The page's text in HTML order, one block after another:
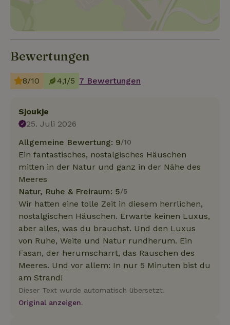
Bewertungen
8/10 4,1/5 7 Bewertungen
Sjoukje
25. Juli 2026
Allgemeine Bewertung: 9/10
Ein fantastisches, nostalgisches Häuschen
mitten in der Natur und ganz in der Nähe des
Meeres
Natur, Ruhe & Freiraum: 5/5
Wir hatten eine tolle Zeit in diesem herrlichen,
nostalgischen Häuschen. Erwarte keinen Luxus,
aber alles, was du brauchst. Und den Luxus
von Ruhe, Weite und Natur rundherum. Ein
Fasan, der herumscharrt, das Rauschen des
Meeres. Und vor allem: In nur 5 Minuten bist du
am Strand!
Dieser Text wurde automatisch übersetzt.
Original anzeigen.